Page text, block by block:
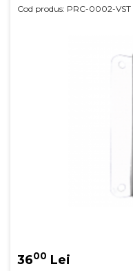
Cod produs: PRC-0002-VST
3600 Lei